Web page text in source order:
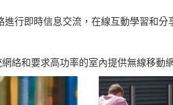
行即時信息交流，在線互動學習和分
絡和要求高功率的室內提供無線移動